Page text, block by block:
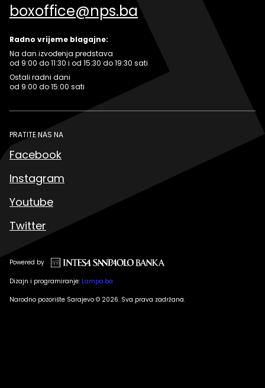
boxoffice@nps.ba
Radno vrijeme blagajne:
Na dan izvođenja predstava
od 9:00 do 11:30 i od 15:30 do 19:30 sati
Ostali radni dani
od 9:00 do 15:00 sati
PRATITE NAS NA
Facebook
Instagram
Youtube
Twitter
Powered by
Dizajn i programiranje: Lampa.ba
Narodno pozorište Sarajevo © 2026. Sva prava zadržana.